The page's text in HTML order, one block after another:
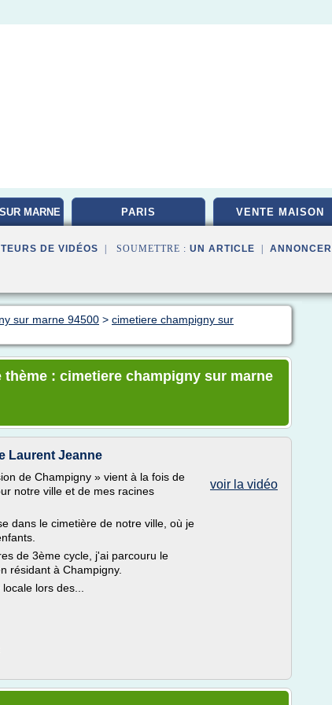
MARNE PARIS VENTE MAISON
DE VIDÉOS | SOUMETTRE : UN ARTICLE ANNONCER
sur marne 94500 > cimetiere champigny sur
: cimetiere champigny sur marne
Laurent Jeanne
voir la vidéo
de Champigny » vient à la fois de
notre ville et de mes racines
dans le cimetière de notre ville, où je
de 3ème cycle, j'ai parcouru le
résidant à Champigny.
lors des...